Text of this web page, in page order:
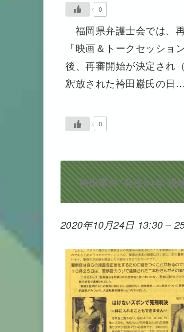
0
福岡県弁護士会では、
「映画＆トークセッシ
後、再審開始が決定され
釈放された袴田巌氏の日…
0
”袴田事件”発生54年 現
2020年10月24日 13:30 –